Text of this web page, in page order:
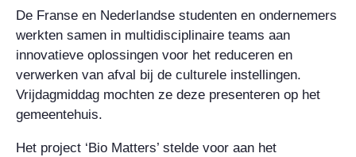
De Franse en Nederlandse studenten en ondernemers
werkten samen in multidisciplinaire teams aan
innovatieve oplossingen voor het reduceren en
verwerken van afval bij de culturele instellingen.
Vrijdagmiddag mochten ze deze presenteren op het
gemeentehuis.
Het project ‘Bio Matters’ stelde voor aan het